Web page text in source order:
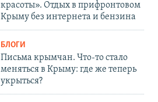
красоты». Отдых в прифронтовом
Крыму без интернета и бензина
БЛОГИ
Письма крымчан. Что-то стало
меняться в Крыму: где же теперь
укрыться?